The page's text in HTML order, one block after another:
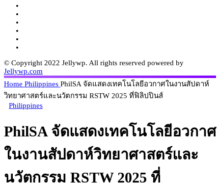
© Copyright 2022 Jellywp. All rights reserved powered by
Jellywp.com
Home Philippines PhilSA จัดแสดงเทคโนโลยีอวกาศในงานสัปดาห์
วิทยาศาสตร์และนวัตกรรม RSTW 2025 ที่ฟิลิปปินส์
Philippines
PhilSA จัดแสดงเทคโนโลยีอวกาศ
ในงานสัปดาห์วิทยาศาสตร์และ
นวัตกรรม RSTW 2025 ที่